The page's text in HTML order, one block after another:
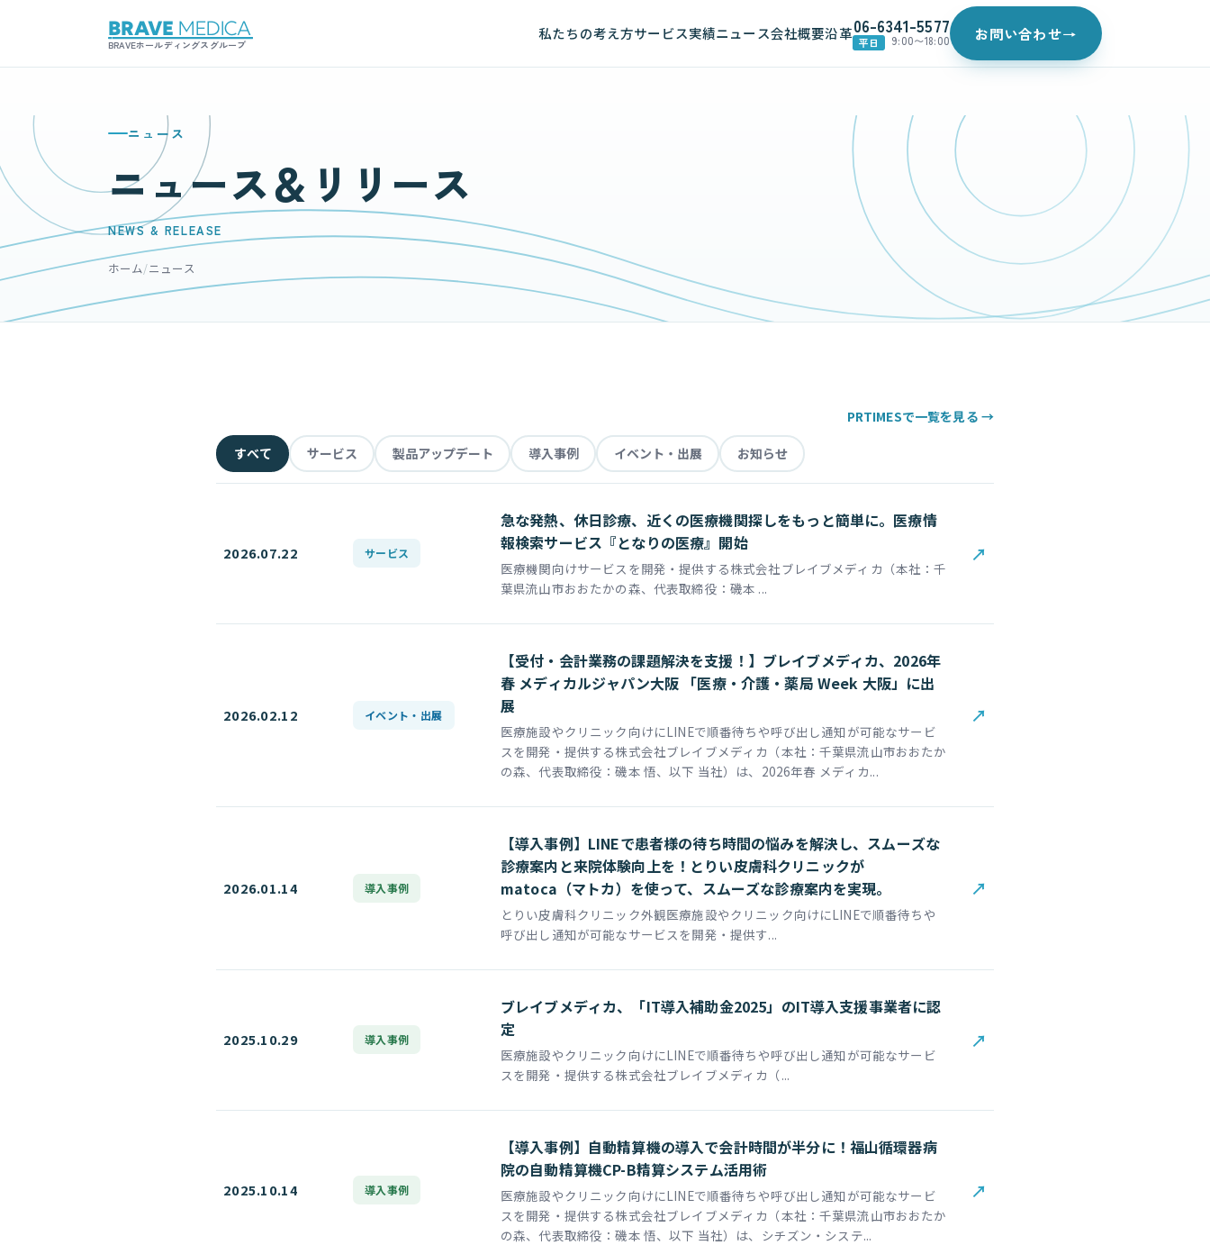
BRAVEホールディングスグループ
私たちの考え方サービス実績ニュース会社概要沿革06-6341-5577
平日 9:00〜18:00 お問い合わせ→
ニュース
ニュース＆リリース
NEWS & RELEASE
ホーム/ニュース
PRTIMESで一覧を見る →
すべて サービス 製品アップデート 導入事例 イベント・出展 お知らせ
2026.07.22 サービス
急な発熱、休日診療、近くの医療機関探しをもっと簡単に。医療情
報検索サービス『となりの医療』開始
医療機関向けサービスを開発・提供する株式会社ブレイブメディカ（本社：千
葉県流山市おおたかの森、代表取締役：磯本 ...
↗
2026.02.12 イベント・出展
【受付・会計業務の課題解決を支援！】ブレイブメディカ、2026年
春 メディカルジャパン大阪 「医療・介護・薬局 Week 大阪」に出
展
医療施設やクリニック向けにLINEで順番待ちや呼び出し通知が可能なサービ
スを開発・提供する株式会社ブレイブメディカ（本社：千葉県流山市おおたか
の森、代表取締役：磯本 悟、以下 当社）は、2026年春 メディカ...
↗
2026.01.14 導入事例
【導入事例】LINEで患者様の待ち時間の悩みを解決し、スムーズな
診療案内と来院体験向上を！とりい皮膚科クリニックが
matoca（マトカ）を使って、スムーズな診療案内を実現。
とりい皮膚科クリニック外観医療施設やクリニック向けにLINEで順番待ちや
呼び出し通知が可能なサービスを開発・提供す...
↗
2025.10.29 導入事例
ブレイブメディカ、「IT導入補助金2025」のIT導入支援事業者に認
定
医療施設やクリニック向けにLINEで順番待ちや呼び出し通知が可能なサービ
スを開発・提供する株式会社ブレイブメディカ（...
↗
2025.10.14 導入事例
【導入事例】自動精算機の導入で会計時間が半分に！福山循環器病
院の自動精算機CP-B精算システム活用術
医療施設やクリニック向けにLINEで順番待ちや呼び出し通知が可能なサービ
スを開発・提供する株式会社ブレイブメディカ（本社：千葉県流山市おおたか
の森、代表取締役：磯本 悟、以下 当社）は、シチズン・システ...
↗